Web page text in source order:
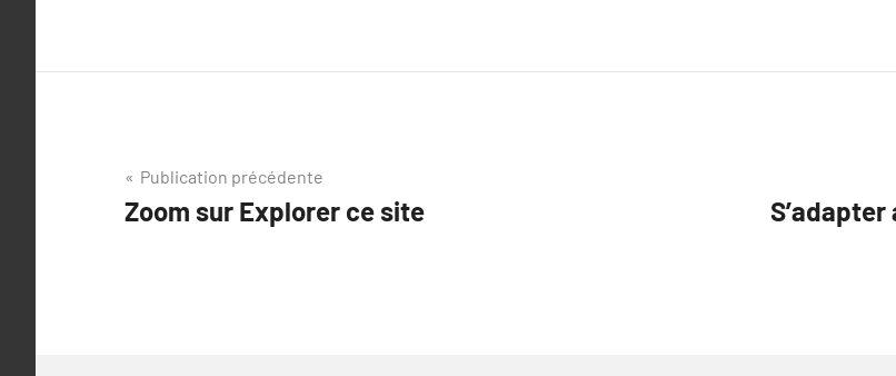
Navigation
de
Publication précédente
Zoom sur Explorer ce site